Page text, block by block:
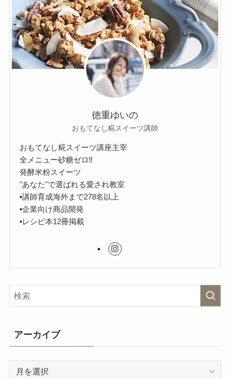
徳重ゆいの
おもてなし糀スイーツ講師
おもてなし糀スイーツ講座主宰
全メニュー砂糖ゼロ‼︎
発酵米粉スイーツ
"あなた"で選ばれる愛され教室
▪︎講師育成海外まで278名以上
▪︎企業向け商品開発
▪︎レシピ本12冊掲載
アーカイブ